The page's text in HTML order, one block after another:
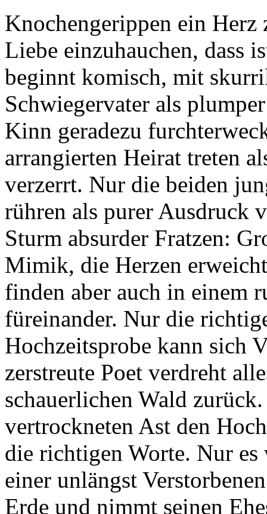
Knochengerippen ein Herz
Liebe einzuhauchen, dass
beginnt komisch, mit
Schwiegervater als
Kinn geradezu
arrangierten Heirat treten
verzerrt. Nur die beiden
rühren als purer Ausdruck
Sturm absurder Fratzen:
Mimik, die Herzen
finden aber auch in einem
füreinander. Nur die
Hochzeitsprobe kann sich
zerstreute Poet verdreht
schauerlichen Wald
vertrockneten Ast den
die richtigen Worte. Nur
einer unlängst
Erde und nimmt seinen